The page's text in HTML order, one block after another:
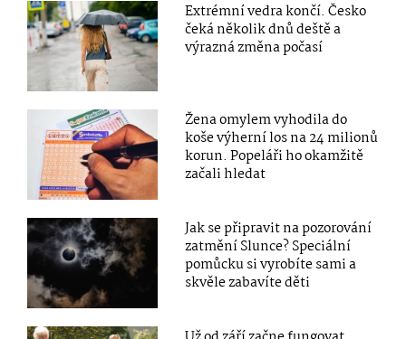
Extrémní vedra končí. Česko
čeká několik dnů deště a
výrazná změna počasí
Žena omylem vyhodila do
koše výherní los na 24 milionů
korun. Popeláři ho okamžitě
začali hledat
Jak se připravit na pozorování
zatmění Slunce? Speciální
pomůcku si vyrobíte sami a
skvěle zabavíte děti